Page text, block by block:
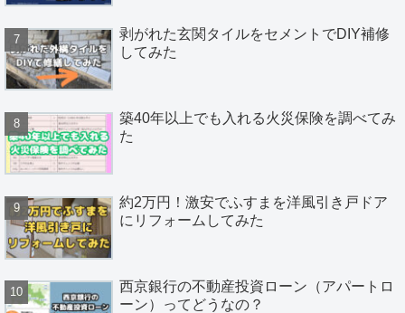
剥がれた玄関タイルをセメントでDIY補修
してみた
築40年以上でも入れる火災保険を調べてみ
た
約2万円！激安でふすまを洋風引き戸ドア
にリフォームしてみた
西京銀行の不動産投資ローン（アパートロ
ーン）ってどうなの？